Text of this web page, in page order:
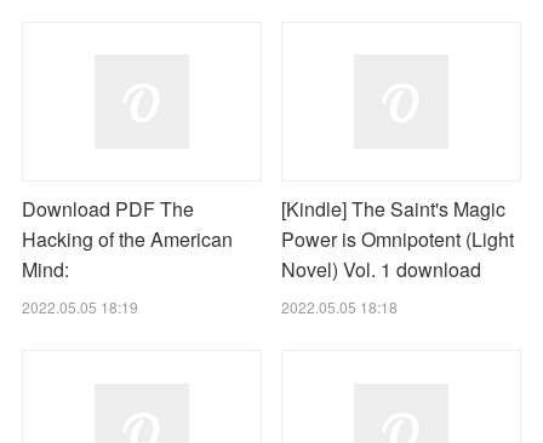
Download PDF The
Hacking of the American
Mind:
2022.05.05 18:19
[Kindle] The Saint's Magic
Power is Omnipotent (Light
Novel) Vol. 1 download
2022.05.05 18:18